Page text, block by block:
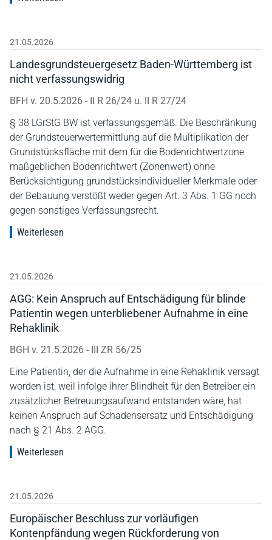
21.05.2026
Landesgrundsteuergesetz Baden-Württemberg ist
nicht verfassungswidrig
BFH v. 20.5.2026 - II R 26/24 u. II R 27/24
§ 38 LGrStG BW ist verfassungsgemäß. Die Beschränkung
der Grundsteuerwertermittlung auf die Multiplikation der
Grundstücksfläche mit dem für die Bodenrichtwertzone
maßgeblichen Bodenrichtwert (Zonenwert) ohne
Berücksichtigung grundstücksindividueller Merkmale oder
der Bebauung verstößt weder gegen Art. 3 Abs. 1 GG noch
gegen sonstiges Verfassungsrecht.
Weiterlesen
21.05.2026
AGG: Kein Anspruch auf Entschädigung für blinde
Patientin wegen unterbliebener Aufnahme in eine
Rehaklinik
BGH v. 21.5.2026 - III ZR 56/25
Eine Patientin, der die Aufnahme in eine Rehaklinik versagt
worden ist, weil infolge ihrer Blindheit für den Betreiber ein
zusätzlicher Betreuungsaufwand entstanden wäre, hat
keinen Anspruch auf Schadensersatz und Entschädigung
nach § 21 Abs. 2 AGG.
Weiterlesen
21.05.2026
Europäischer Beschluss zur vorläufigen
Kontenpfändung wegen Rückforderung von